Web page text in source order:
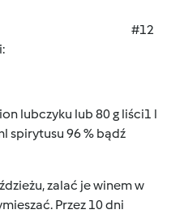
#12
lubczyku lub 80 g liści1 l
spirytusu 96 % bądź
zalać je winem w
Przez 10 dni